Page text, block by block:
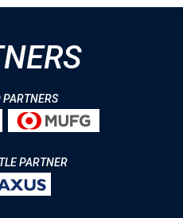
PARTNER